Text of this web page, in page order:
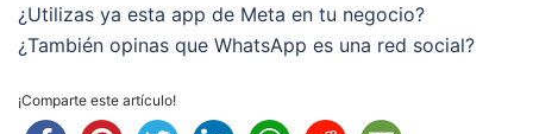
¿Utilizas ya esta app de Meta en tu negocio?
¿También opinas que WhatsApp es una red social?
¡Comparte este artículo!